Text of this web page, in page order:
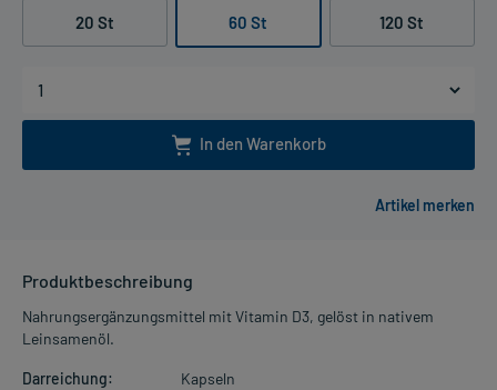
20 St 60 St 120 St
In den Warenkorb
Produktbeschreibung
Nahrungsergänzungsmittel mit Vitamin D3, gelöst in nativem
Leinsamenöl.
Darreichung:
Kapseln